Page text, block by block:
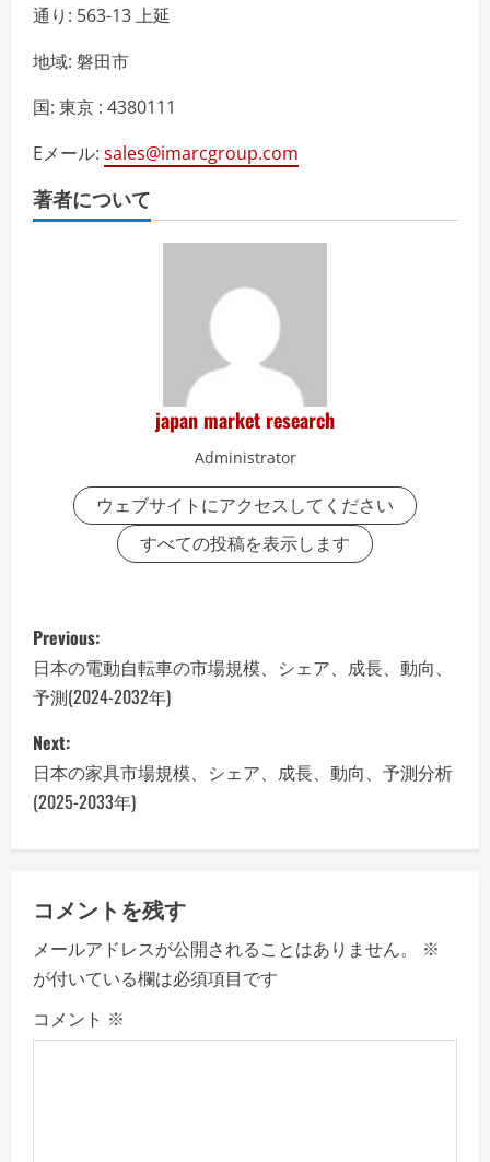
通り: 563-13 上延
地域: 磐田市
国: 東京 : 4380111
Eメール: sales@imarcgroup.com
著者について
japan market research
Administrator
ウェブサイトにアクセスしてください
すべての投稿を表示します
P
o
s
t
n
a
v
i
g
a
Previous:
日本の電動自転車の市場規模、シェア、成長、動向、
予測(2024-2032年)
Next:
日本の家具市場規模、シェア、成長、動向、予測分析
(2025-2033年)
コメントを残す
メールアドレスが公開されることはありません。
※
が付いている欄は必須項目です
コメント ※